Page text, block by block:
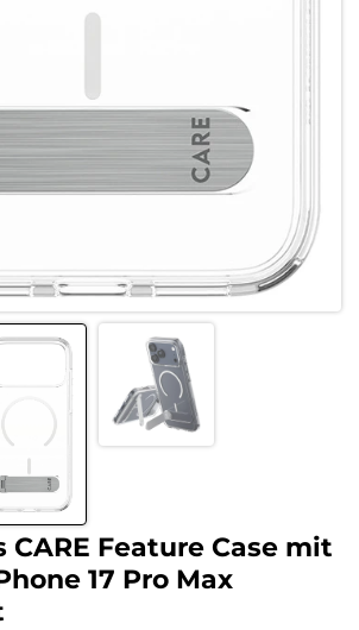
CARE Feature Case mit
17 Pro Max